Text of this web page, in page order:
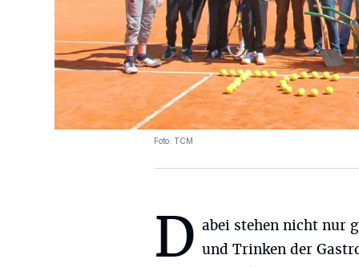
Foto: TCM
D abei stehen nicht nur
und Trinken der